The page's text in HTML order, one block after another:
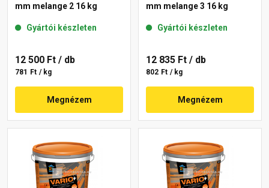
mm melange 2 16 kg
Gyártói készleten
12 500 Ft / db
781 Ft / kg
Megnézem
mm melange 3 16 kg
Gyártói készleten
12 835 Ft / db
802 Ft / kg
Megnézem